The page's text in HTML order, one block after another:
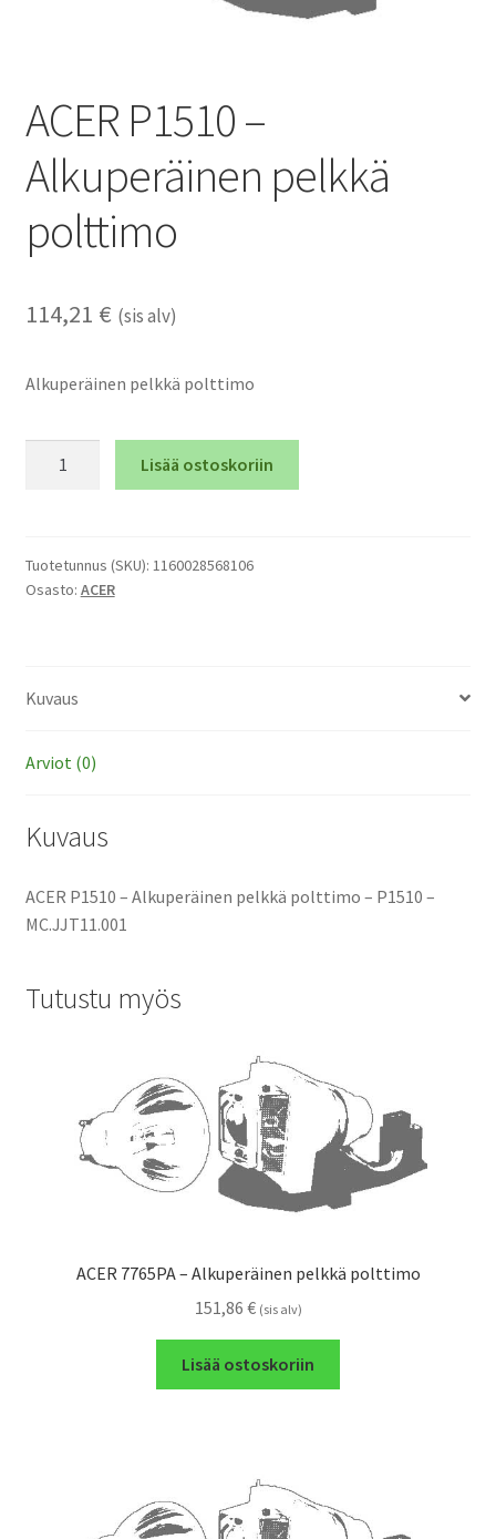
ACER P1510 –
Alkuperäinen pelkkä
polttimo
114,21 € (sis alv)
Alkuperäinen pelkkä polttimo
pelkkä
polttimo
Lisää ostoskoriin
Tuotetunnus (SKU): 1160028568106
Osasto: ACER
Kuvaus
Arviot (0)
Kuvaus
ACER P1510 – Alkuperäinen pelkkä polttimo – P1510 –
MC.JJT11.001
Tutustu myös
ACER 7765PA – Alkuperäinen pelkkä polttimo
151,86 € (sis alv)
Lisää ostoskoriin